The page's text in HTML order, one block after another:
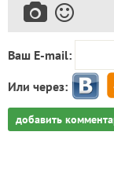
Ваш E-mail:
Или через:
добавить